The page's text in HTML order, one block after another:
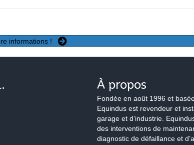
informations !
À propos
Fondée en août 1996 et
Equindus est revendeur et
garage et d’industrie.
des interventions de
diagnostic de défaillance et